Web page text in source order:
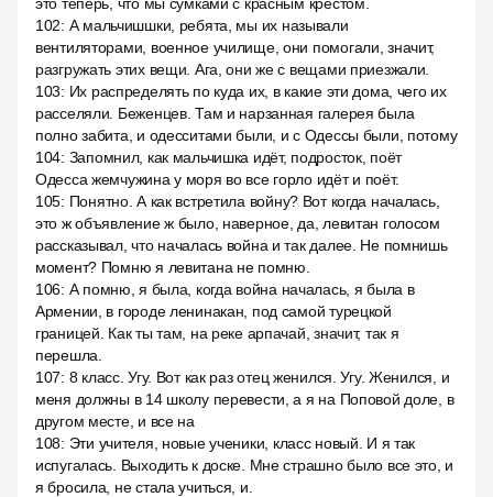
102: А мальчишшки, ребята, мы их называли
вентиляторами, военное училище, они помогали, значит,
разгружать этих вещи. Ага, они же с вещами приезжали.
103: Их распределять по куда их, в какие эти дома, чего их
расселяли. Беженцев. Там и нарзанная галерея была
полно забита, и одесситами были, и с Одессы были, потому
104: Запомнил, как мальчишка идёт, подросток, поёт
Одесса жемчужина у моря во все горло идёт и поёт.
105: Понятно. А как встретила войну? Вот когда началась,
это ж объявление ж было, наверное, да, левитан голосом
рассказывал, что началась война и так далее. Не помнишь
момент? Помню я левитана не помню.
106: А помню, я была, когда война началась, я была в
Армении, в городе ленинакан, под самой турецкой
границей. Как ты там, на реке арпачай, значит, так я
перешла.
107: 8 класс. Угу. Вот как раз отец женился. Угу. Женился, и
меня должны в 14 школу перевести, а я на Поповой доле, в
другом месте, и все на
108: Эти учителя, новые ученики, класс новый. И я так
испугалась. Выходить к доске. Мне страшно было все это, и
я бросила, не стала учиться, и.